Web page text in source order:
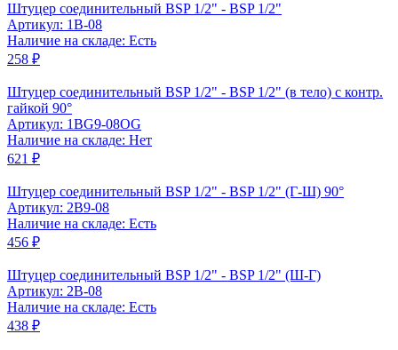
Штуцер соединительный BSP 1/2" - BSP 1/2"
Артикул: 1B-08
Наличие на складе: Есть
258 ₽
Штуцер соединительный BSP 1/2" - BSP 1/2" (в тело) с контр.
гайкой 90°
Артикул: 1BG9-08OG
Наличие на складе: Нет
621 ₽
Штуцер соединительный BSP 1/2" - BSP 1/2" (Г-Ш) 90°
Артикул: 2B9-08
Наличие на складе: Есть
456 ₽
Штуцер соединительный BSP 1/2" - BSP 1/2" (Ш-Г)
Артикул: 2B-08
Наличие на складе: Есть
438 ₽